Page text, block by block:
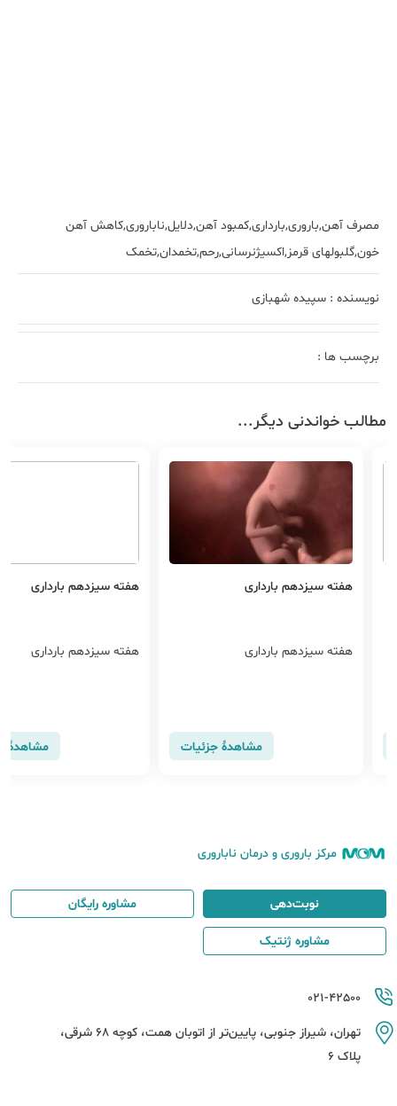
مصرف آهن,باروری,بارداری,کمبود آهن,دلایل,ناباروری,کاهش آهن
خون,گلبول‎های قرمز,اکسیژن‎رسانی,رحم,تخمدان,تخمک
نویسنده : سپیده شهبازی
برچسب ها :
مطالب خواندنی دیگر...
هفته سیزدهم بارداری
هفته سیزدهم بارداری
مشاهدهٔ جزئیات
هفته سیزدهم بارداری
هفته سیزدهم بارداری
مشاهدهٔ
مرکز باروری و درمان ناباروری
021-42500
تهران، شیراز جنوبی، پایین‌تر از اتوبان همت، کوچه 68 شرقی،
پلاک 6
نوبت‌دهی مشاوره رایگان
مشاوره ژنتیک